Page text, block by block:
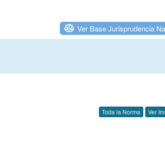
Ver Base Jurisprudencia
Toda la Norma Ver